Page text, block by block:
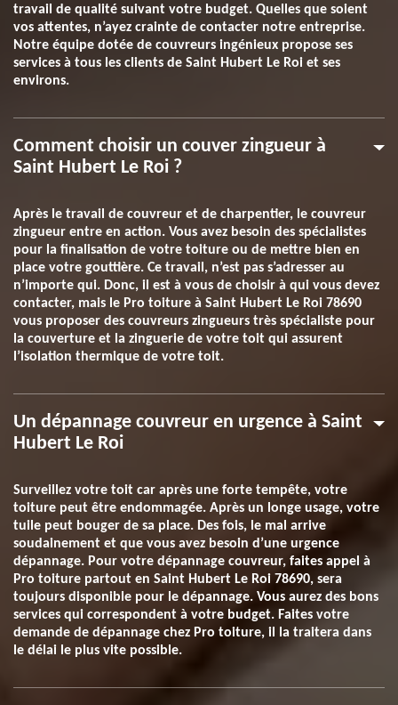
travail de qualité suivant votre budget. Quelles que soient
vos attentes, n’ayez crainte de contacter notre entreprise.
Notre équipe dotée de couvreurs ingénieux propose ses
services à tous les clients de Saint Hubert Le Roi et ses
environs.
Comment choisir un couver zingueur à
Saint Hubert Le Roi ?
Après le travail de couvreur et de charpentier, le couvreur
zingueur entre en action. Vous avez besoin des spécialistes
pour la finalisation de votre toiture ou de mettre bien en
place votre gouttière. Ce travail, n’est pas s’adresser au
n’importe qui. Donc, il est à vous de choisir à qui vous devez
contacter, mais le Pro toiture à Saint Hubert Le Roi 78690
vous proposer des couvreurs zingueurs très spécialiste pour
la couverture et la zinguerie de votre toit qui assurent
l’isolation thermique de votre toit.
Un dépannage couvreur en urgence à Saint
Hubert Le Roi
Surveillez votre toit car après une forte tempête, votre
toiture peut être endommagée. Après un longe usage, votre
tuile peut bouger de sa place. Des fois, le mal arrive
soudainement et que vous avez besoin d’une urgence
dépannage. Pour votre dépannage couvreur, faites appel à
Pro toiture partout en Saint Hubert Le Roi 78690, sera
toujours disponible pour le dépannage. Vous aurez des bons
services qui correspondent à votre budget. Faites votre
demande de dépannage chez Pro toiture, il la traitera dans
le délai le plus vite possible.